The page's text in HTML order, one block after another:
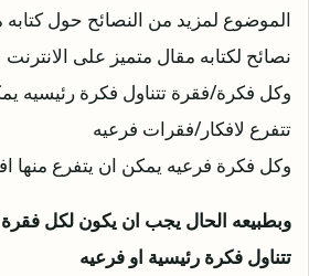
نصائح لكتابه مقال متميز على الانترنت
وكل فكرة/فقرة تتناول فكرة رئيسيه
تتفرع لافكار/فقرات فرعيه
وكل فكرة فرعيه يمكن ان يتفرع منها
وبطبيعه الحال يجب ان يكون لكل
تتناول فكرة رئيسية او فرعيه